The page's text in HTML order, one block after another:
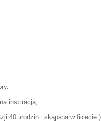
inspiracja,
40.urodzin...skąpana w fiolecie:)